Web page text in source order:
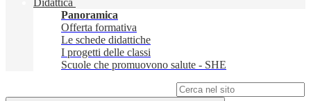
Didattica
Panoramica
Offerta formativa
Le schede didattiche
I progetti delle classi
Scuole che promuovono salute - SHE